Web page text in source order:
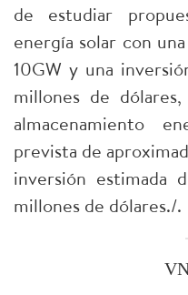
de estudiar
energía solar con
10GW y una
millones de
almacenamiento
prevista de
inversión estimada
millones de dólares./.